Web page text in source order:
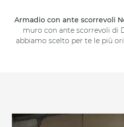
Armadio con ante scorrevoli
muro con ante scorrevoli di
abbiamo scelto per te le più